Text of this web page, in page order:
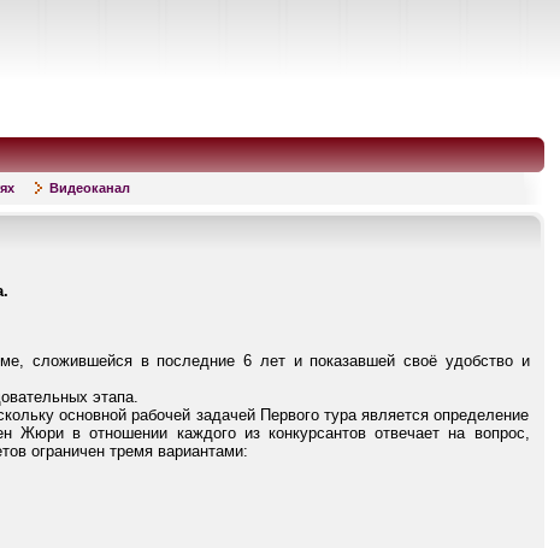
Видеоканал
сложившейся в последние 6 лет и показавшей своё удобство и
этапа.
основной рабочей задачей Первого тура является определение
Жюри в отношении каждого из конкурсантов отвечает на вопрос,
ограничен тремя вариантами: